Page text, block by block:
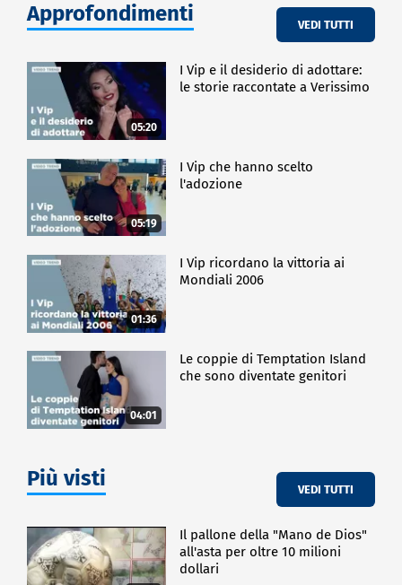
Approfondimenti VEDI TUTTI
05:20
I Vip e il desiderio di adottare:
le storie raccontate a Verissimo
05:19
I Vip che hanno scelto
l'adozione
01:36
I Vip ricordano la vittoria ai
Mondiali 2006
04:01
Le coppie di Temptation Island
che sono diventate genitori
Più visti VEDI TUTTI
Il pallone della "Mano de Dios"
all'asta per oltre 10 milioni
dollari